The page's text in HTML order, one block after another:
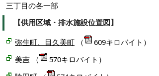
三丁目の各一部
【供用区域・排水施設位置図】
弥生町、目久美町 （
609キロバイト）
美吉 （
570キロバイト）